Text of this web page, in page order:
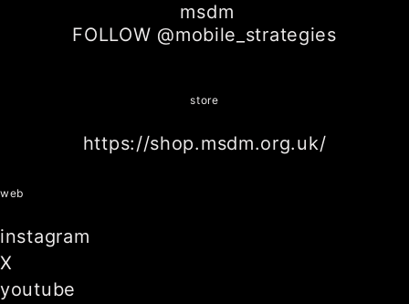
msdm
FOLLOW @mobile_strategies
store
https://shop.msdm.org.uk/
web
instagram
X
youtube